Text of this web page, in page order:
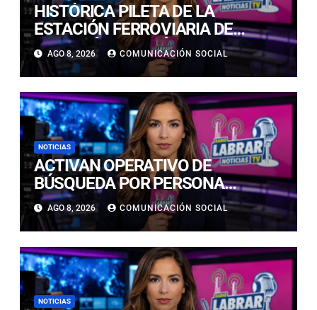
HISTÓRICA PILETA DE LA
ESTACIÓN FERROVIARIA DE
COPIAPÓ RESULTÓ GRAVEMENTE
DAÑADA TRAS SER IMPACTADA
POR UN VEHÍCULO
AGO 8, 2026 COMUNICACIÓN SOCIAL
NOTICIAS
ACTIVAN OPERATIVO DE
BÚSQUEDA POR PERSONA
DESAPARECIDA EN PLAYA
CALDERILLA
AGO 8, 2026 COMUNICACIÓN SOCIAL
NOTICIAS